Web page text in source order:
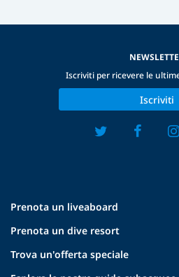
Prenota un liveaboard
Prenota un dive resort
Trova un'offerta speciale
Iscriviti per ricevere le
Iscriviti